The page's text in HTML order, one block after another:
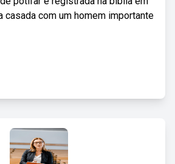
casada com um homem importante